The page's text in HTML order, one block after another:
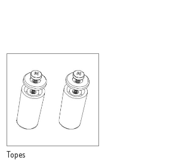
Topes